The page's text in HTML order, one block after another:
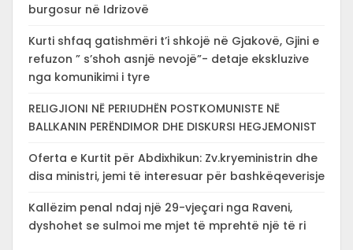
burgosur në Idrizovë
Kurti shfaq gatishmëri t’i shkojë në Gjakovë, Gjini e
refuzon ” s’shoh asnjë nevojë”- detaje ekskluzive
nga komunikimi i tyre
RELIGJIONI NË PERIUDHËN POSTKOMUNISTE NË
BALLKANIN PERËNDIMOR DHE DISKURSI HEGJEMONIST
Oferta e Kurtit për Abdixhikun: Zv.kryeministrin dhe
disa ministri, jemi të interesuar për bashkëqeverisje
Kallëzim penal ndaj një 29-vjeçari nga Raveni,
dyshohet se sulmoi me mjet të mprehtë një të ri